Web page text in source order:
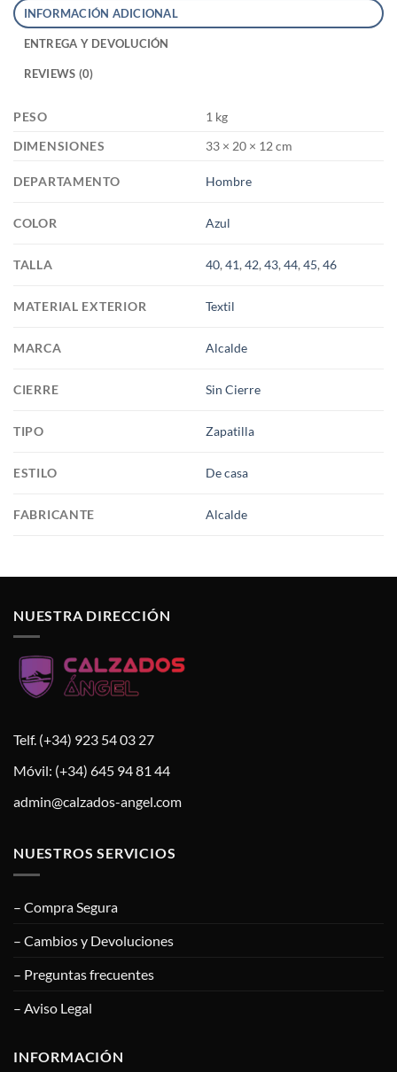
INFORMACIÓN ADICIONAL
ENTREGA Y DEVOLUCIÓN
REVIEWS (0)
PESO
1 kg
DIMENSIONES
33 × 20 × 12 cm
DEPARTAMENTO Hombre
COLOR Azul
TALLA 40,41,42,43,44,45,46
MATERIAL EXTERIOR Textil
MARCA Alcalde
CIERRE Sin Cierre
TIPO Zapatilla
ESTILO De casa
FABRICANTE Alcalde
NUESTRA DIRECCIÓN
Telf. (+34) 923 54 03 27
Móvil: (+34) 645 94 81 44
admin@calzados-angel.com
NUESTROS SERVICIOS
– Compra Segura
– Cambios y Devoluciones
– Preguntas frecuentes
– Aviso Legal
INFORMACIÓN